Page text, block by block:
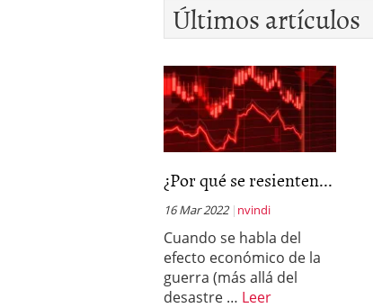
Últimos artículos
¿Por qué se resienten...
16 Mar 2022 nvindi
Cuando se habla del
efecto económico de la
guerra (más allá del
desastre … Leer